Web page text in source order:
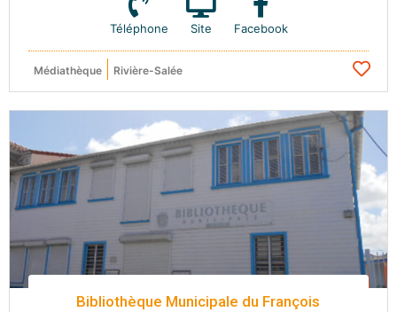
Téléphone Site Facebook
Médiathèque Rivière-Salée
Bibliothèque Municipale du François